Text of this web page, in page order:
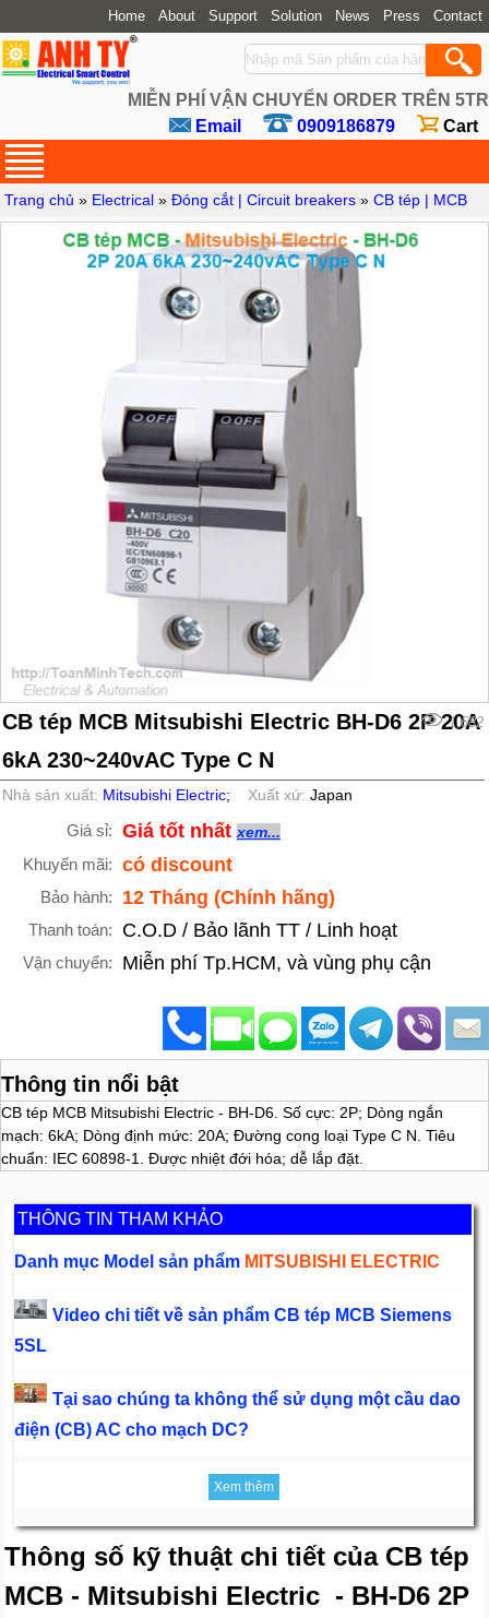
Home About Support Solution News Press Contact
MIỄN PHÍ VẬN CHUYỂN ORDER TRÊN 5TR
Email
0909186879 Cart
Trang chủ » Electrical »Đóng cắt | Circuit breakers »CB tép | MCB
CB tép MCB Mitsubishi Electric BH-D6 2P 20A
6kA 230~240vAC Type C N
1,682
Nhà sản xuất: Mitsubishi Electric; Xuất xứ:Japan
Giá sỉ: Giá tốt nhất xem...
Khuyến mãi: có discount
Bảo hành: 12 Tháng (Chính hãng)
Thanh toán: C.O.D / Bảo lãnh TT / Linh hoạt
Vận chuyển: Miễn phí Tp.HCM, và vùng phụ cận
Thông tin nổi bật
CB tép MCB Mitsubishi Electric - BH-D6. Số cực: 2P; Dòng ngắn
mạch: 6kA; Dòng định mức: 20A; Đường cong loại Type C N. Tiêu
chuẩn: IEC 60898-1. Được nhiệt đới hóa; dễ lắp đặt.
THÔNG TIN THAM KHẢO
Danh mục Model sản phẩm MITSUBISHI ELECTRIC
Video chi tiết về sản phẩm CB tép MCB Siemens
5SL
Tại sao chúng ta không thể sử dụng một cầu dao
điện (CB) AC cho mạch DC?
Xem thêm
Thông số kỹ thuật chi tiết của CB tép
MCB - Mitsubishi Electric - BH-D6 2P